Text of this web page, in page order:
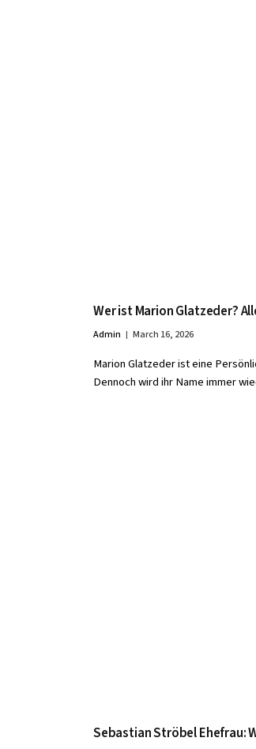
Wer ist Marion Glatzeder?
Admin March 16, 2026
Marion Glatzeder ist eine
Dennoch wird ihr Name immer
Sebastian Ströbel Ehefrau: